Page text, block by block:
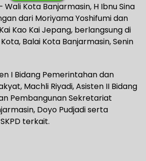
Wali Kota Banjarmasin, H Ibnu Sina
dari Moriyama Yoshifumi dan
Kao Kai Jepang, berlangsung di
Balai Kota Banjarmasin, Senin
I Bidang Pemerintahan dan
Machli Riyadi, Asisten II Bidang
Pembangunan Sekretariat
Doyo Pudjadi serta
terkait.